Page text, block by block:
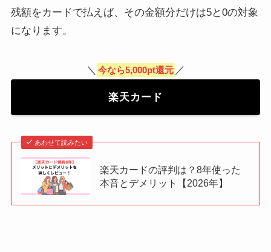
残額をカードで払えば、その金額分だけは5と0の対象
になります。
＼ 今なら5,000pt還元 ／
楽天カード
あわせて読みたい
楽天カードの評判は？8年使った
本音とデメリット【2026年】